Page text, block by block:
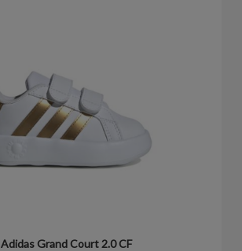
Adidas Grand Court 2.0 CF